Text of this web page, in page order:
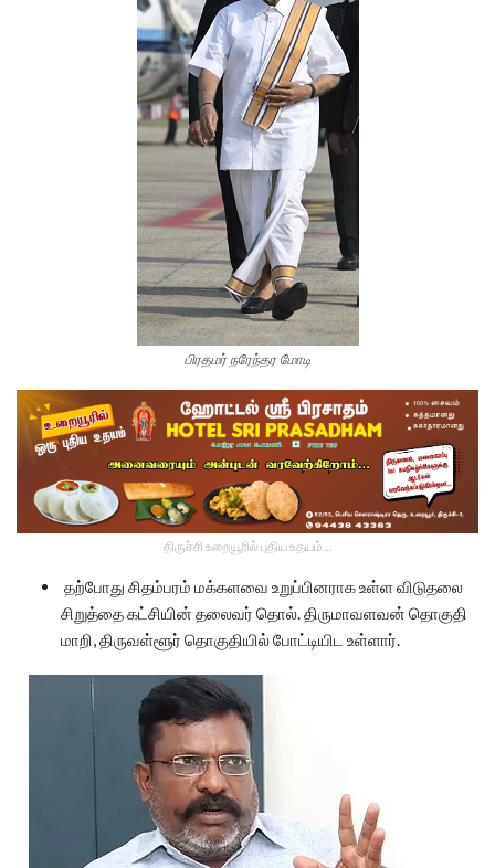
பிரதமர் நரேந்தர மோடி
திருச்சி உறையூரில் புதிய உதயம்...
தற்போது சிதம்பரம் மக்களவை உறுப்பினராக உள்ள விடுதலை
சிறுத்தை கட்சியின் தலைவர் தொல். திருமாவளவன் தொகுதி
மாறி, திருவள்ளூர் தொகுதியில் போட்டியிட உள்ளார்.